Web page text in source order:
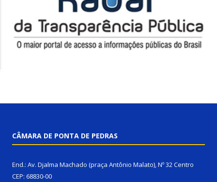
CÂMARA DE PONTA DE PEDRAS
End.: Av. Djalma Machado (praça Antônio Malato), Nº 32 Centro
CEP: 68830-00